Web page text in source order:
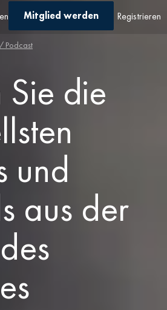
Mitglied werden Registrieren
Podcast
Sie die
und
aus der